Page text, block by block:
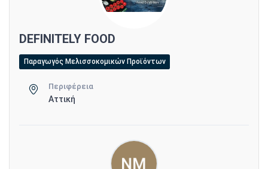
DEFINITELY FOOD
Παραγωγός Μελισσοκομικών Προϊόντων
Περιφέρεια
Αττική